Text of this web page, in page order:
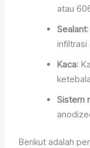
atau
Sealant
infiltrasi
Kaca:
Sistem
Berikut adalah